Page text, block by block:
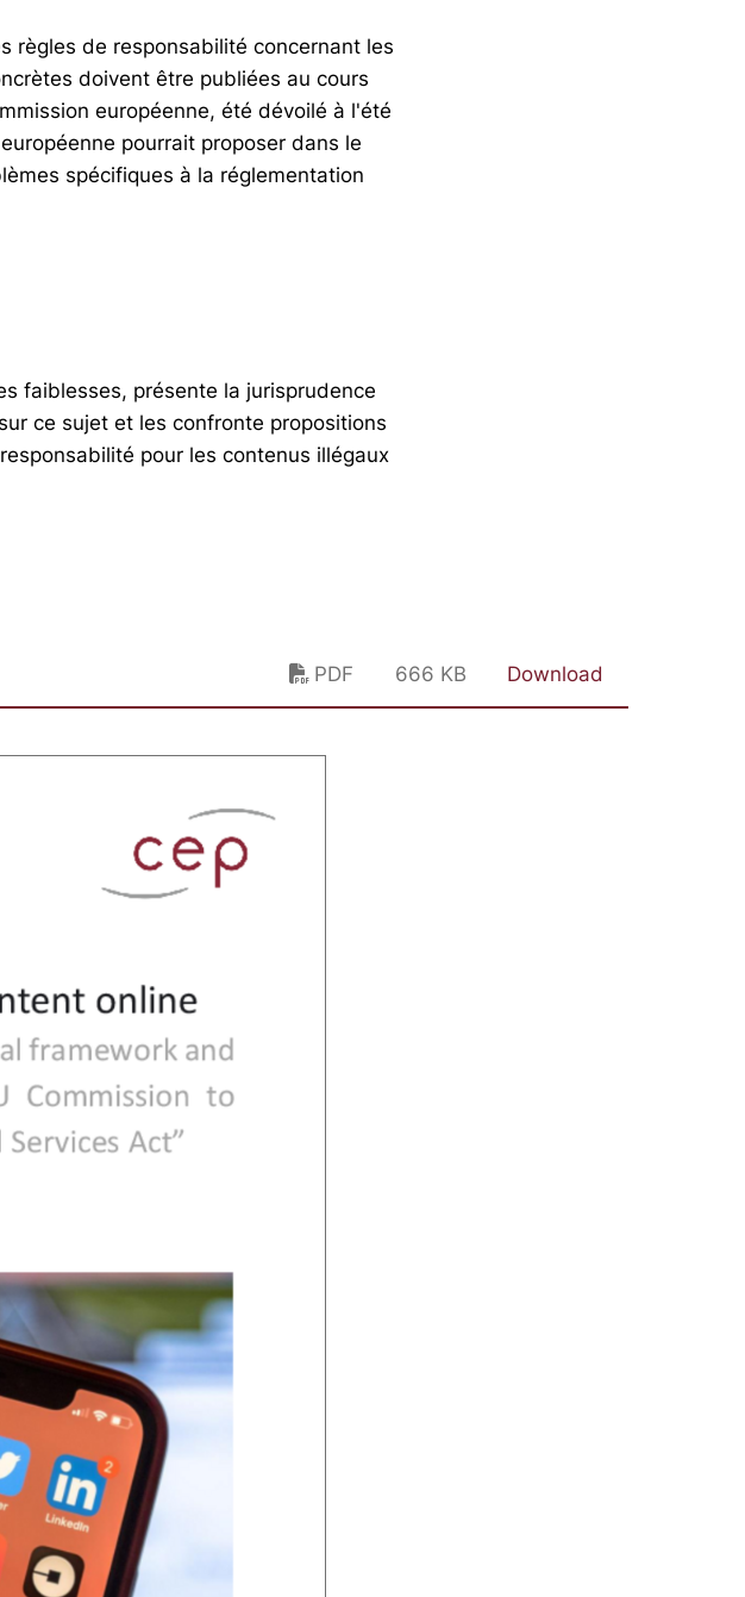
règles de responsabilité concernant les
doivent être publiées au cours
européenne, été dévoilé à l'été
pourrait proposer dans le
spécifiques à la réglementation
faiblesses, présente la jurisprudence
ce sujet et les confronte propositions
pour les contenus illégaux
PDF 666 KB Download